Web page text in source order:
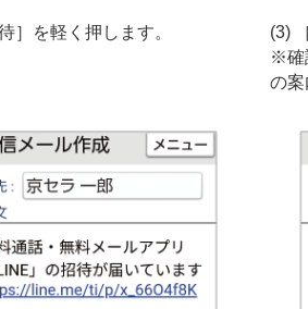
］を軽く押します。
(3)
※確
の案